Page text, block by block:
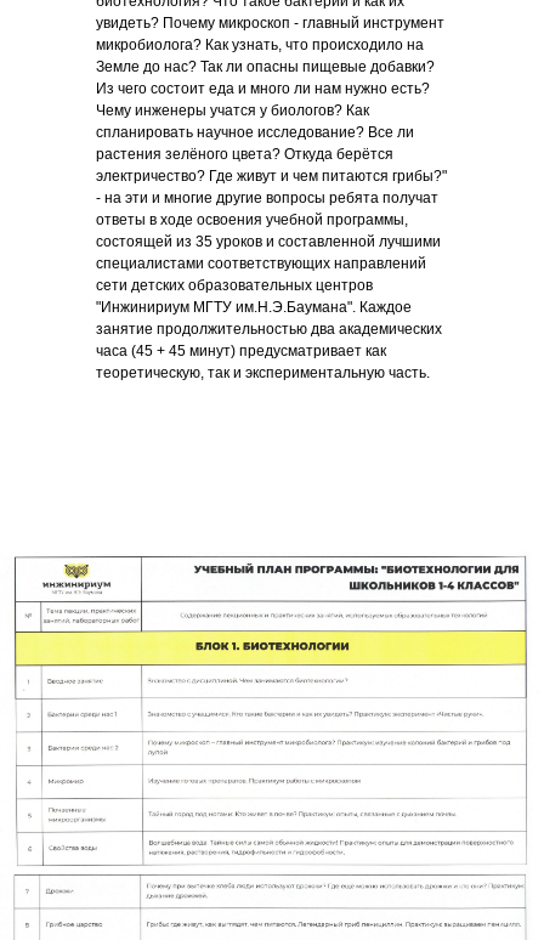
увидеть? Почему микроскоп - главный инструмент
микробиолога? Как узнать, что происходило на
Земле до нас? Так ли опасны пищевые добавки?
Из чего состоит еда и много ли нам нужно есть?
Чему инженеры учатся у биологов? Как
спланировать научное исследование? Все ли
растения зелёного цвета? Откуда берётся
электричество? Где живут и чем питаются грибы?"
- на эти и многие другие вопросы ребята получат
ответы в ходе освоения учебной программы,
состоящей из 35 уроков и составленной лучшими
специалистами соответствующих направлений
сети детских образовательных центров
"Инжинириум МГТУ им.Н.Э.Баумана". Каждое
занятие продолжительностью два академических
часа (45 + 45 минут) предусматривает как
теоретическую, так и экспериментальную часть.